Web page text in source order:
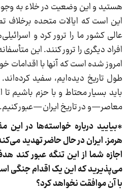
هستید و این وضعیت در خلاء به
این است که ایالات متحده برخلاف
عالی کشور ما را ترور کرد و
افراد دیگری را ترور کنند. این
امروز شده است که آنها با اقدامات
طول تاریخ دیده‌ایم، سفید
باید بسیار محتاط و با حزم باشیم
معاصر—و در تاریخ ایران—عبور کنیم.
*بیایید درباره خواسته‌ها در
هرمز. ایران در حال حاضر تهدید
اجازه شما از این تنگه عبور کند
می‌پذیرید که این یک اقدام جنگی
با آن موافقت نخواهد کرد؟